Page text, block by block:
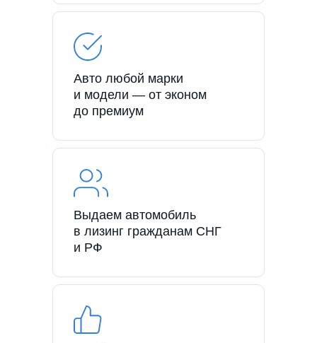
Авто любой марки
и модели — от эконом
до премиум
Выдаем автомобиль
в лизинг гражданам СНГ
и РФ